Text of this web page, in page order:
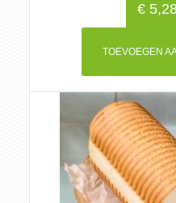
€
TOEVOEGEN